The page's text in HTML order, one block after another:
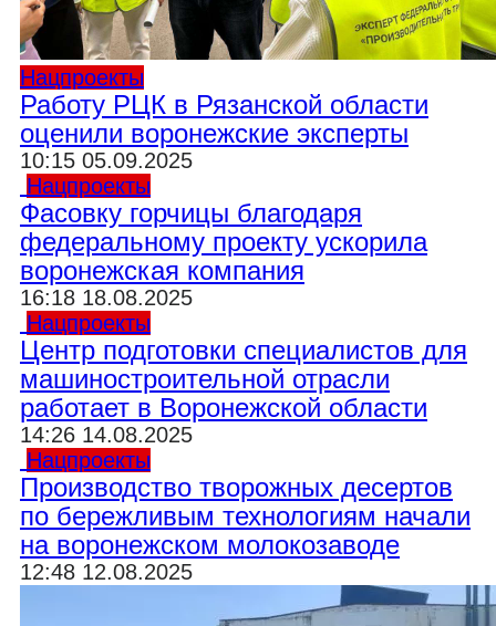
Нацпроекты
Работу РЦК в Рязанской области
оценили воронежские эксперты
10:15 05.09.2025
Нацпроекты
Фасовку горчицы благодаря
федеральному проекту ускорила
воронежская компания
16:18 18.08.2025
Нацпроекты
Центр подготовки специалистов для
машиностроительной отрасли
работает в Воронежской области
14:26 14.08.2025
Нацпроекты
Производство творожных десертов
по бережливым технологиям начали
на воронежском молокозаводе
12:48 12.08.2025